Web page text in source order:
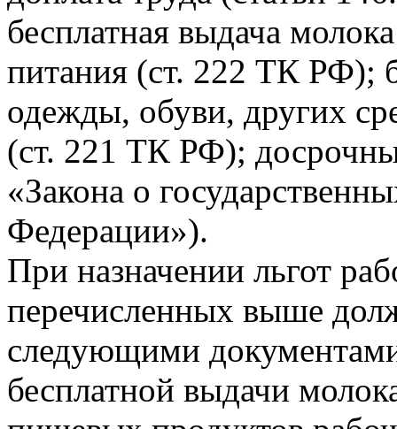
бесплатная выдача
питания (ст. 222 ТК РФ);
одежды, обуви, других
(ст. 221 ТК РФ);
«Закона о
Федерации»).
При назначении льгот
перечисленных выше
следующими
бесплатной выдачи